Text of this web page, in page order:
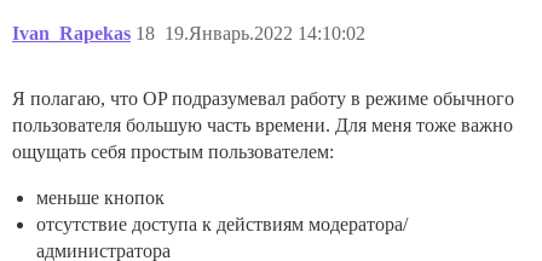
Ivan_Rapekas 19.Январь.2022 14:10:02
18
Я полагаю, что OP подразумевал работу в режиме обычного
пользователя большую часть времени. Для меня тоже важно
ощущать себя простым пользователем:
меньше кнопок
отсутствие доступа к действиям модератора/
администратора